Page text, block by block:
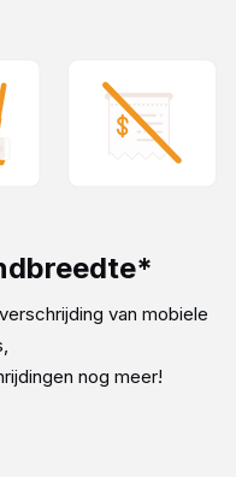
van mobiele
nog meer!